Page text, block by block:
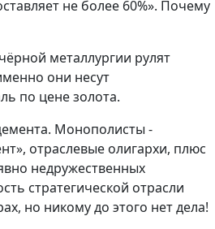
не более 60%». Почему
металлургии рулят
они несут
по цене золота.
Монополисты -
отраслевые олигархи, плюс
недружественных
стратегической отрасли
но никому до этого нет дела!